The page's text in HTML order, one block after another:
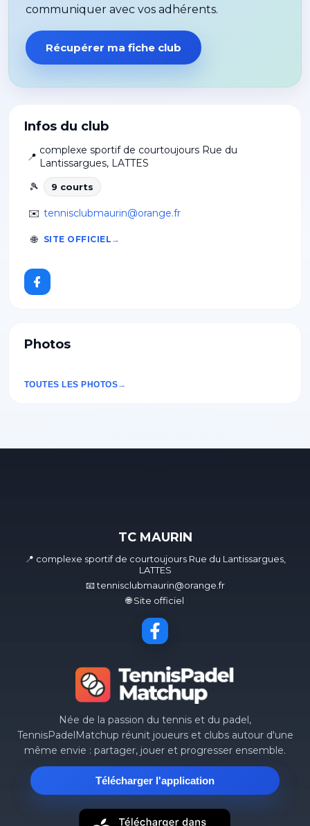
Infos du club
📍
complexe sportif de courtoujours Rue du
Lantissargues, LATTES
🎾
9 courts
✉️ tennisclubmaurin@orange.fr
🌐 SITE OFFICIEL
Photos
TOUTES LES PHOTOS
communiquer avec vos adhérents.
Récupérer ma fiche club
TC MAURIN
📍 complexe sportif de courtoujours Rue du Lantissargues,
LATTES
📧 tennisclubmaurin@orange.fr
🌐 Site officiel
Née de la passion du tennis et du padel,
TennisPadelMatchup réunit joueurs et clubs autour d'une
même envie : partager, jouer et progresser ensemble.
Télécharger l'application